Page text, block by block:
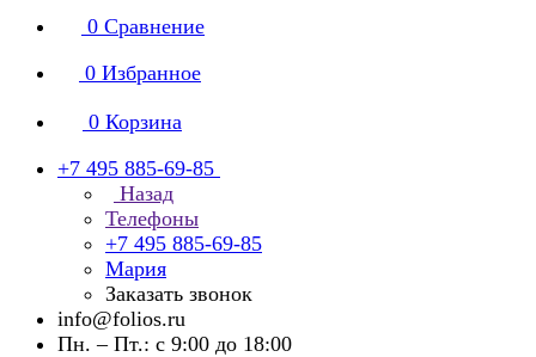
0 Сравнение
0 Избранное
0 Корзина
+7 495 885-69-85
Назад
Телефоны
+7 495 885-69-85
Мария
Заказать звонок
info@folios.ru
Пн. – Пт.: с 9:00 до 18:00